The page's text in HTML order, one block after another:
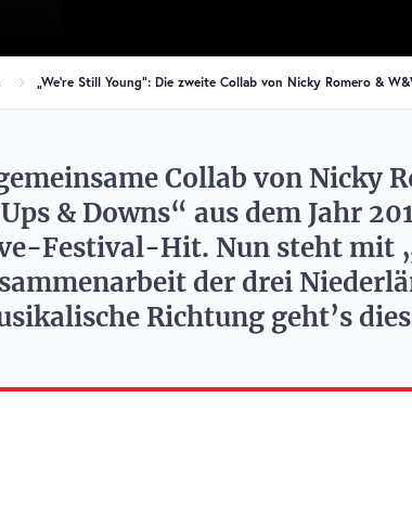
„We’re Still Young“: Die zweite Collab von Nicky Romero &
Collab von Nicky
& Downs“ aus dem Jahr
Festival-Hit. Nun steht mit
der drei
Richtung geht’s